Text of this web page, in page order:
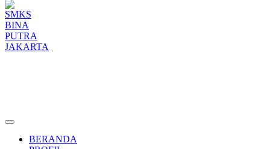
BERANDA